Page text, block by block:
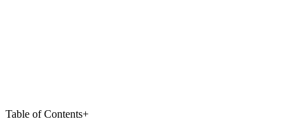
Table of Contents+